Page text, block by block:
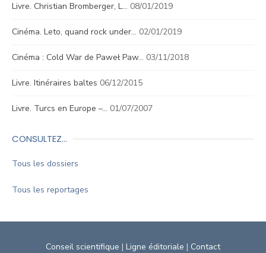
Livre. Christian Bromberger, L… 08/01/2019
Cinéma. Leto, quand rock under… 02/01/2019
Cinéma : Cold War de Paweł Paw… 03/11/2018
Livre. Itinéraires baltes 06/12/2015
Livre. Turcs en Europe –… 01/07/2007
CONSULTEZ…
Tous les dossiers
Tous les reportages
Conseil scientifique | Ligne éditoriale | Contact